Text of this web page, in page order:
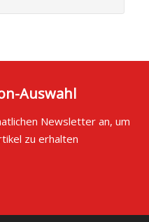
Auswahl
Newsletter an, um
zu erhalten